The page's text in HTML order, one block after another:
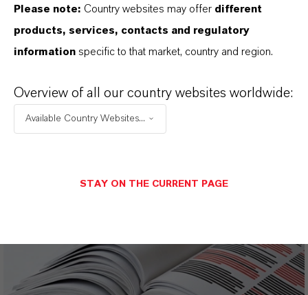
Ionenaustauscher optimieren
Metallrückgewinnung und Prozesswasser im
Mining, erhöhen Ausbeute, entfernen
Mehr erfahren
Please note: Country websites may offer different
products, services, contacts and regulatory
information specific to that market, country and region.
Overview of all our country websites worldwide:
Available Country Websites...
STAY ON THE CURRENT PAGE